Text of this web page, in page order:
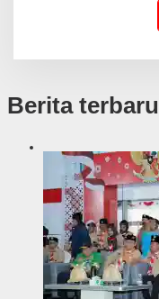
Berita terbaru